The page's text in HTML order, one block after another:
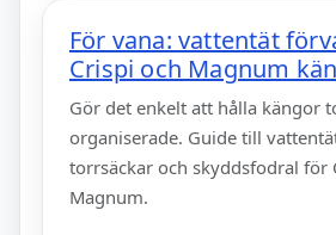
För vana: vattentät
Crispi och Magnum
Gör det enkelt att hålla kängor
organiserade. Guide till
torrsäckar och skyddsfodral för
Magnum.